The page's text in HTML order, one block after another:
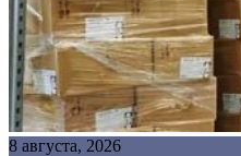
8 августа, 2026